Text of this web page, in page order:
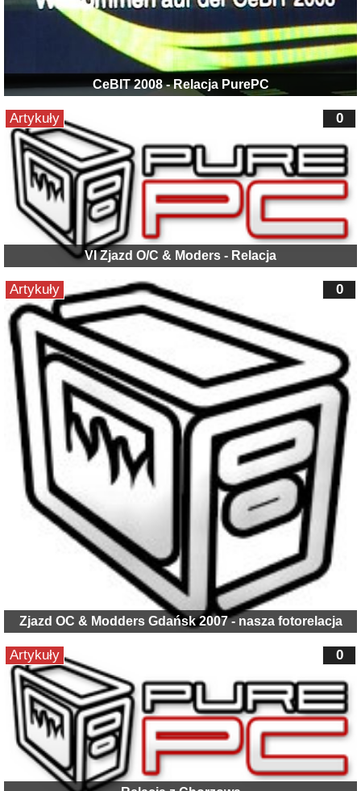
CeBIT 2008 - Relacja PurePC
VI Zjazd O/C & Moders - Relacja
0
Artykuły
Zjazd OC & Modders Gdańsk 2007 - nasza fotorelacja
0
Artykuły
0
Artykuły